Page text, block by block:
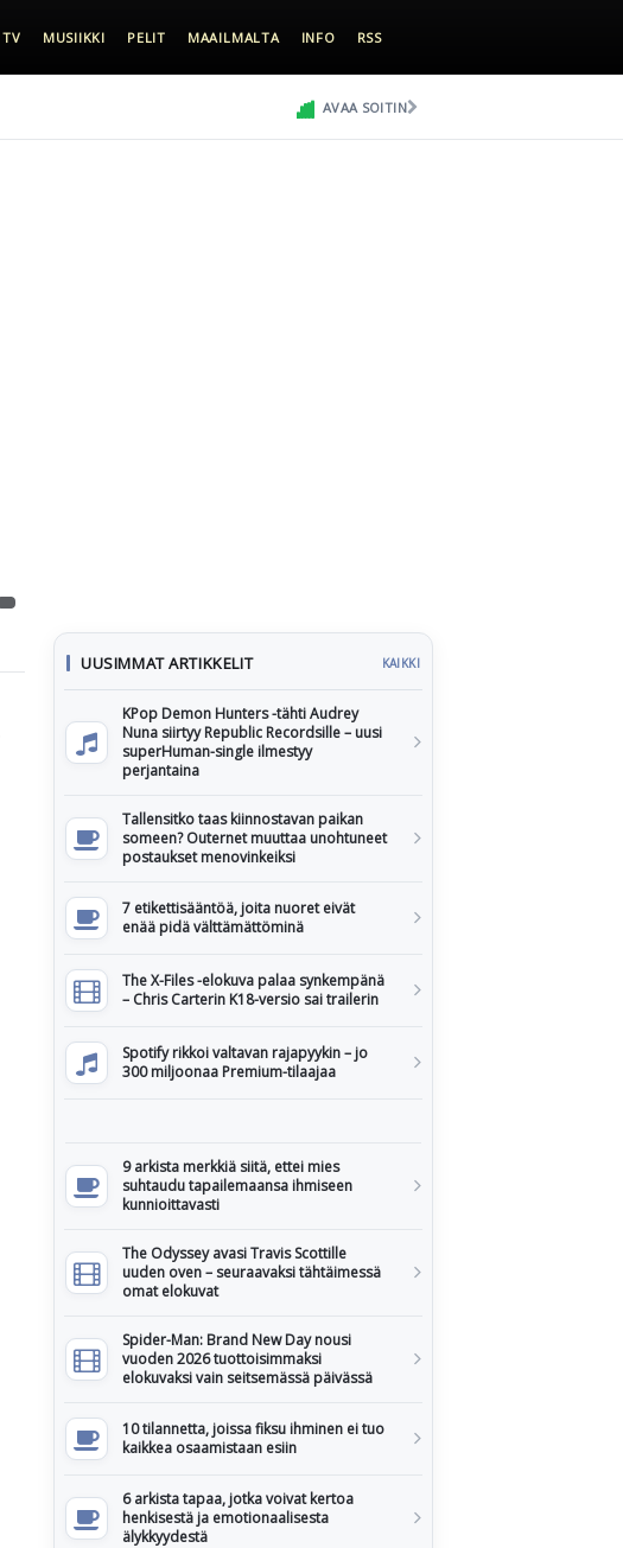
TV MUSIIKKI PELIT MAAILMALTA INFO RSS
AVAA SOITIN
UUSIMMAT ARTIKKELIT KAIKKI
KPop Demon Hunters -tähti Audrey
Nuna siirtyy Republic Recordsille – uusi
superHuman-single ilmestyy
perjantaina
Tallensitko taas kiinnostavan paikan
someen? Outernet muuttaa unohtuneet
postaukset menovinkeiksi
7 etikettisääntöä, joita nuoret eivät
enää pidä välttämättöminä
The X-Files -elokuva palaa synkempänä
– Chris Carterin K18-versio sai trailerin
Spotify rikkoi valtavan rajapyykin – jo
300 miljoonaa Premium-tilaajaa
9 arkista merkkiä siitä, ettei mies
suhtaudu tapailemaansa ihmiseen
kunnioittavasti
The Odyssey avasi Travis Scottille
uuden oven – seuraavaksi tähtäimessä
omat elokuvat
Spider-Man: Brand New Day nousi
vuoden 2026 tuottoisimmaksi
elokuvaksi vain seitsemässä päivässä
10 tilannetta, joissa fiksu ihminen ei tuo
kaikkea osaamistaan esiin
6 arkista tapaa, jotka voivat kertoa
henkisestä ja emotionaalisesta
älykkyydestä